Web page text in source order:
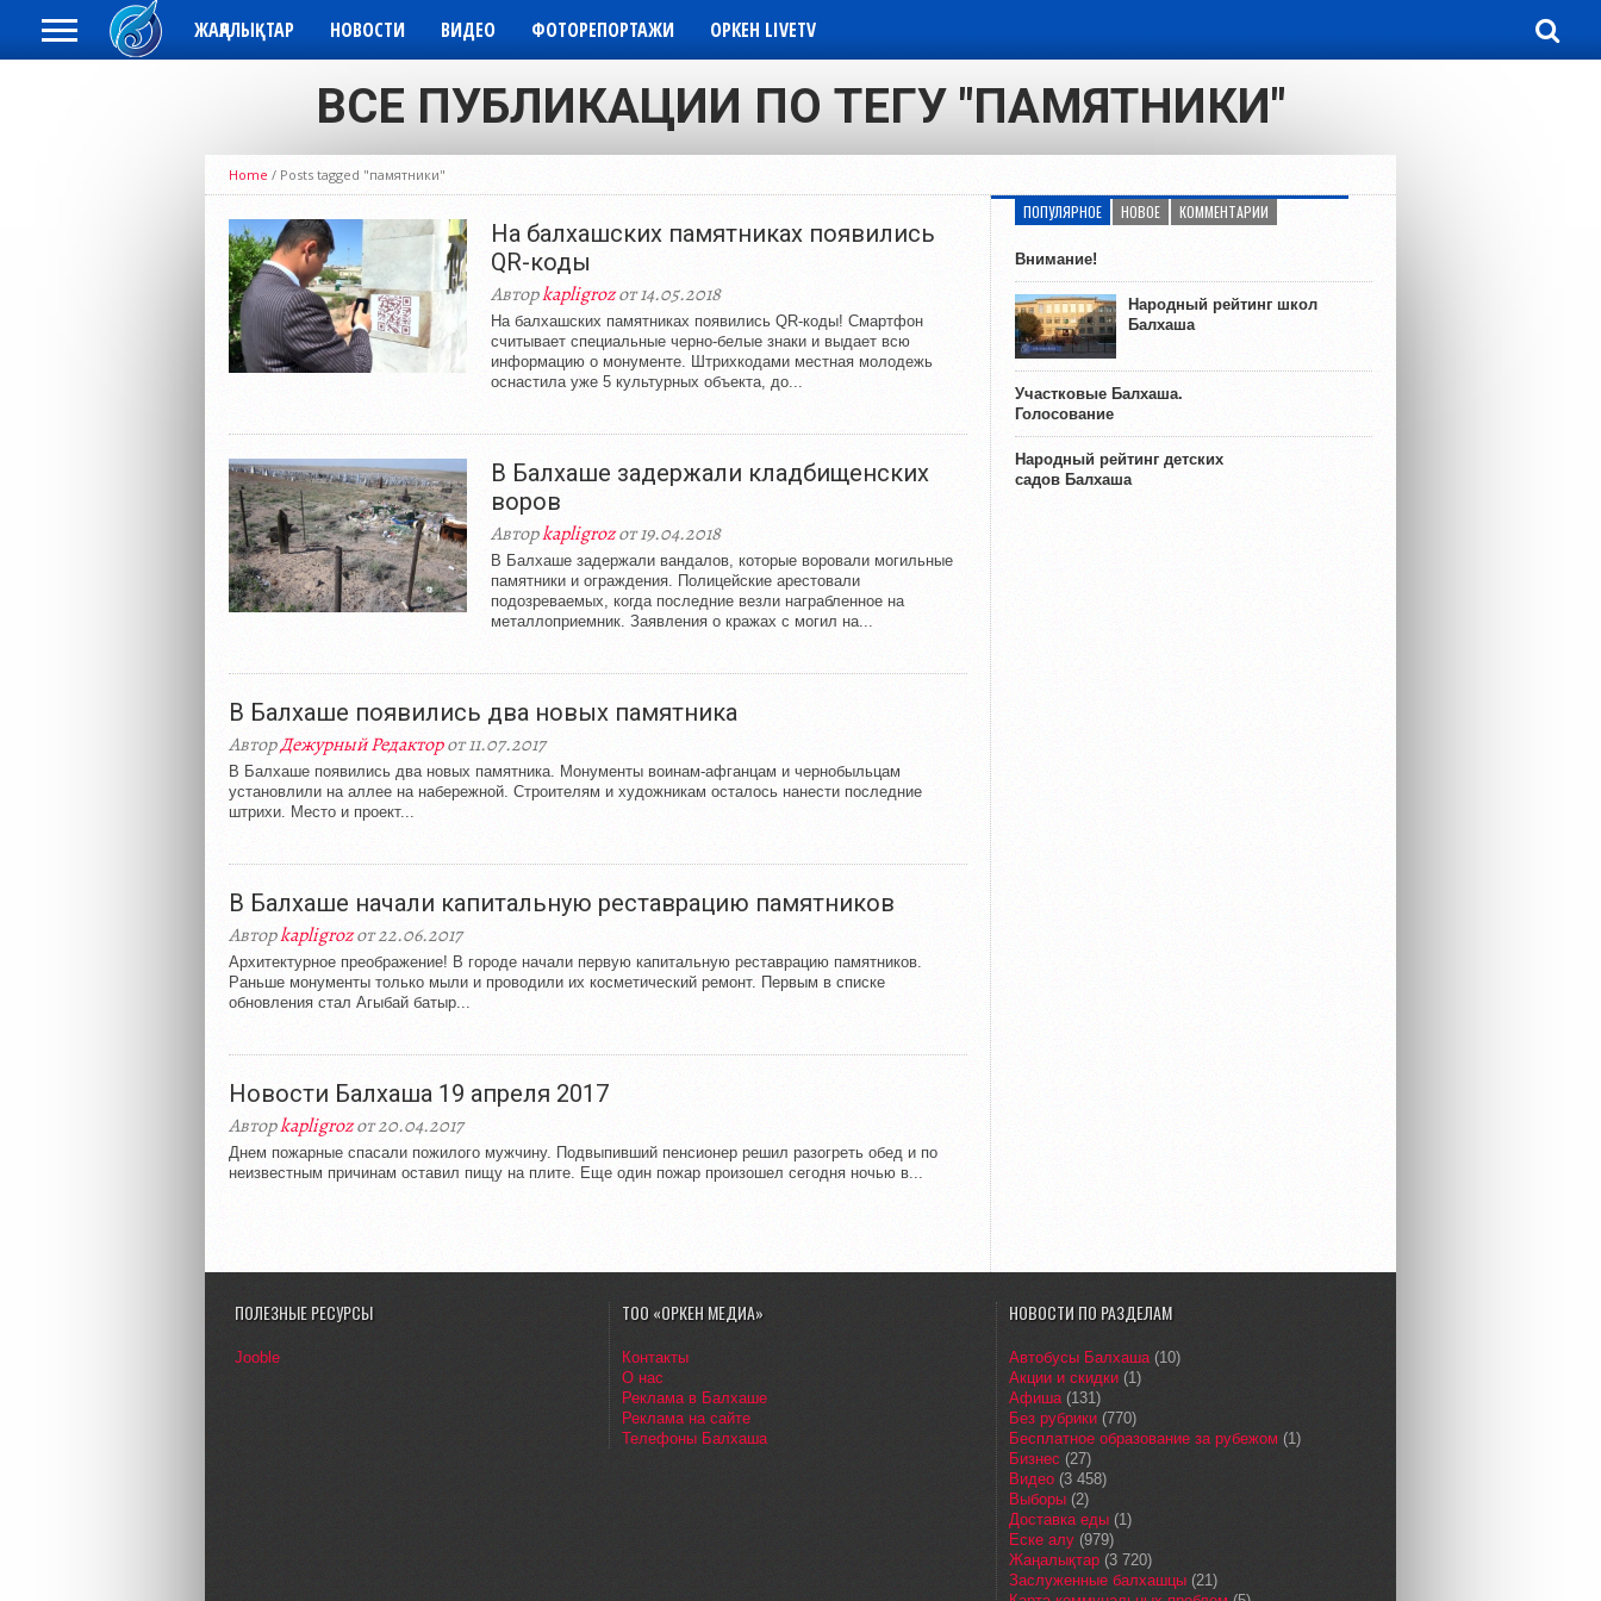
ЖАҢАЛЫҚТАР НОВОСТИ ВИДЕО ФОТОРЕПОРТАЖИ ОРКЕН LIVETV
ВСЕ ПУБЛИКАЦИИ ПО ТЕГУ "ПАМЯТНИКИ"
Home / Posts tagged "памятники"
На балхашских памятниках появились
QR-коды
Авторkapligrozот 14.05.2018
На балхашских памятниках появились QR-коды! Смартфон
считывает специальные черно-белые знаки и выдает всю
информацию о монументе. Штрихкодами местная молодежь
оснастила уже 5 культурных объекта, до...
В Балхаше задержали кладбищенских
воров
Авторkapligrozот 19.04.2018
В Балхаше задержали вандалов, которые воровали могильные
памятники и ограждения. Полицейские арестовали
подозреваемых, когда последние везли награбленное на
металлоприемник. Заявления о кражах с могил на...
В Балхаше появились два новых памятника
АвторДежурный Редакторот 11.07.2017
В Балхаше появились два новых памятника. Монументы воинам-афганцам и чернобыльцам
установлили на аллее на набережной. Строителям и художникам осталось нанести последние
штрихи. Место и проект...
В Балхаше начали капитальную реставрацию памятников
Авторkapligrozот 22.06.2017
Архитектурное преображение! В городе начали первую капитальную реставрацию памятников.
Раньше монументы только мыли и проводили их косметический ремонт. Первым в списке
обновления стал Агыбай батыр...
Новости Балхаша 19 апреля 2017
Авторkapligrozот 20.04.2017
Днем пожарные спасали пожилого мужчину. Подвыпивший пенсионер решил разогреть обед и по
неизвестным причинам оставил пищу на плите. Еще один пожар произошел сегодня ночью в...
ПОПУЛЯРНОЕ НОВОЕ КОММЕНТАРИИ
Внимание!
Народный рейтинг школ
Балхаша
Участковые Балхаша.
Голосование
Народный рейтинг детских
садов Балхаша
ПОЛЕЗНЫЕ РЕСУРСЫ
Jooble
ТОО «ОРКЕН МЕДИА»
Контакты
О нас
Реклама в Балхаше
Реклама на сайте
Телефоны Балхаша
НОВОСТИ ПО РАЗДЕЛАМ
Автобусы Балхаша(10)
Акции и скидки (1)
Афиша(131)
Без рубрики (770)
Бесплатное образование за рубежом (1)
Бизнес (27)
Видео (3 458)
Выборы (2)
Доставка еды (1)
Еске алу (979)
Жаңалықтар (3 720)
Заслуженные балхашцы (21)